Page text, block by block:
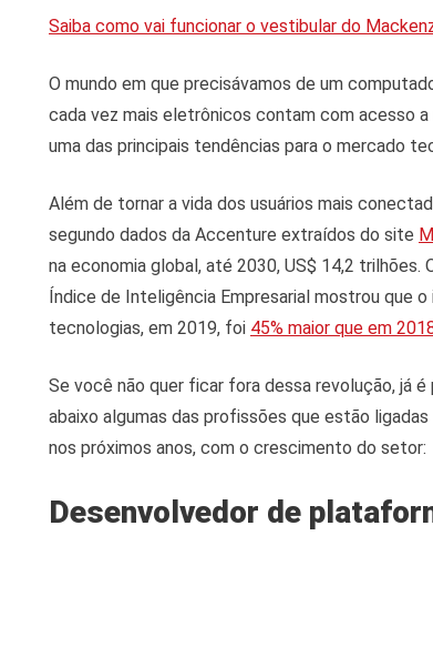
Saiba como vai funcionar o vestibular do
O mundo em que precisávamos de um
cada vez mais eletrônicos contam com acesso
uma das principais tendências para o mercado
Além de tornar a vida dos usuários mais
segundo dados da Accenture extraídos do site
na economia global, até 2030, US$ 14,2
Índice de Inteligência Empresarial mostrou que
tecnologias, em 2019, foi 45% maior que em
Se você não quer ficar fora dessa revolução, já
abaixo algumas das profissões que estão ligadas
nos próximos anos, com o crescimento do setor:
Desenvolvedor de